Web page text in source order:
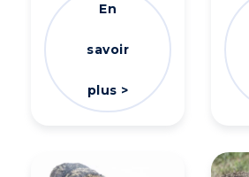
En
savoir
plus >